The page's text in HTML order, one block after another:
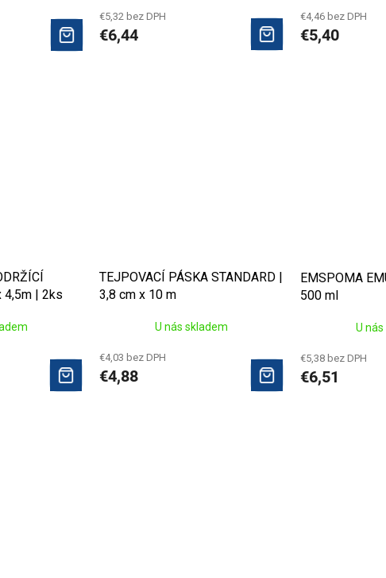
€5,32 bez DPH
€6,44
€4,46 bez DPH
€5,40
4,5m | 2ks
TEJPOVACÍ PÁSKA STANDARD |
3,8 cm x 10 m
U nás skladem
€4,03 bez DPH
€4,88
EMSPOMA
500 ml
U
€5,38 bez DPH
€6,51